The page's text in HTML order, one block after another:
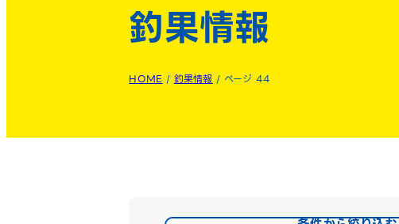
釣果情報
HOME / 釣果情報 / ページ 44